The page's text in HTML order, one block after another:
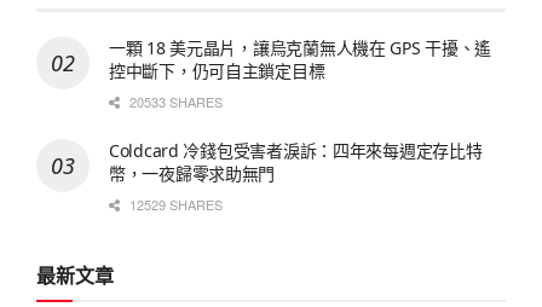
一顆 18 美元晶片，讓烏克蘭無人機在 GPS 干擾、遙
控中斷下，仍可自主鎖定目標
20533 SHARES
Coldcard 冷錢包受害者淚訴：四年來每週定存比特
幣，一夜歸零求助無門
12529 SHARES
最新文章